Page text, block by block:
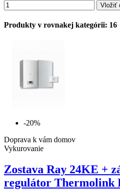
Vložiť
Produkty v rovnakej kategórii: 16
-20%
Doprava k vám domov
Vykurovanie
Zostava Ray 24KE +
regulátor Thermolink